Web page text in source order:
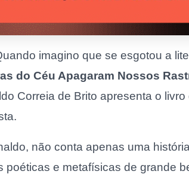
imagino que se esgotou a
do Céu Apagaram Nossos
Correia de Brito apresenta o
não conta apenas uma
poéticas e metafísicas de grande